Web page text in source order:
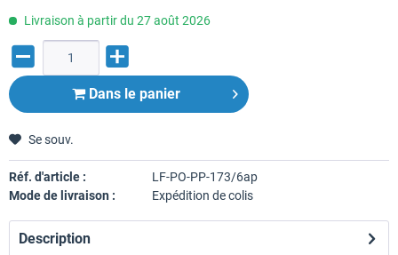
Livraison à partir du 27 août 2026
Dans le panier
Se souv.
Réf. d'article :
LF-PO-PP-173/6ap
Mode de livraison :
Expédition de colis
Description